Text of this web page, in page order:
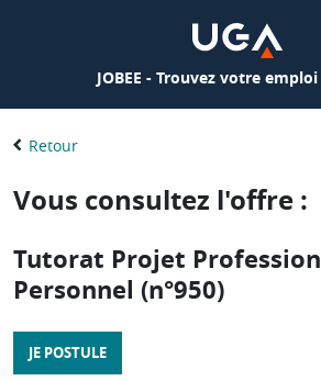
JOBEE - Trouvez votre
Retour
Vous consultez l'offre :
Tutorat Projet
Personnel (n°950)
JE POSTULE